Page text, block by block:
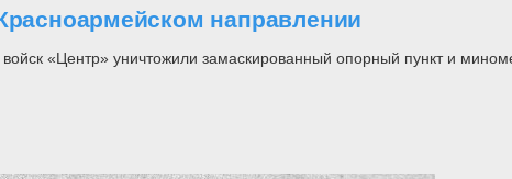
направлении
«Центр» уничтожили замаскированный опорный пункт и